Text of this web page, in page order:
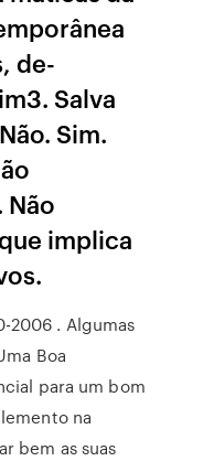
de-
Salva
Sim.
Não
implica
2006 . Algumas
Boa
para um bom
na
bem as suas